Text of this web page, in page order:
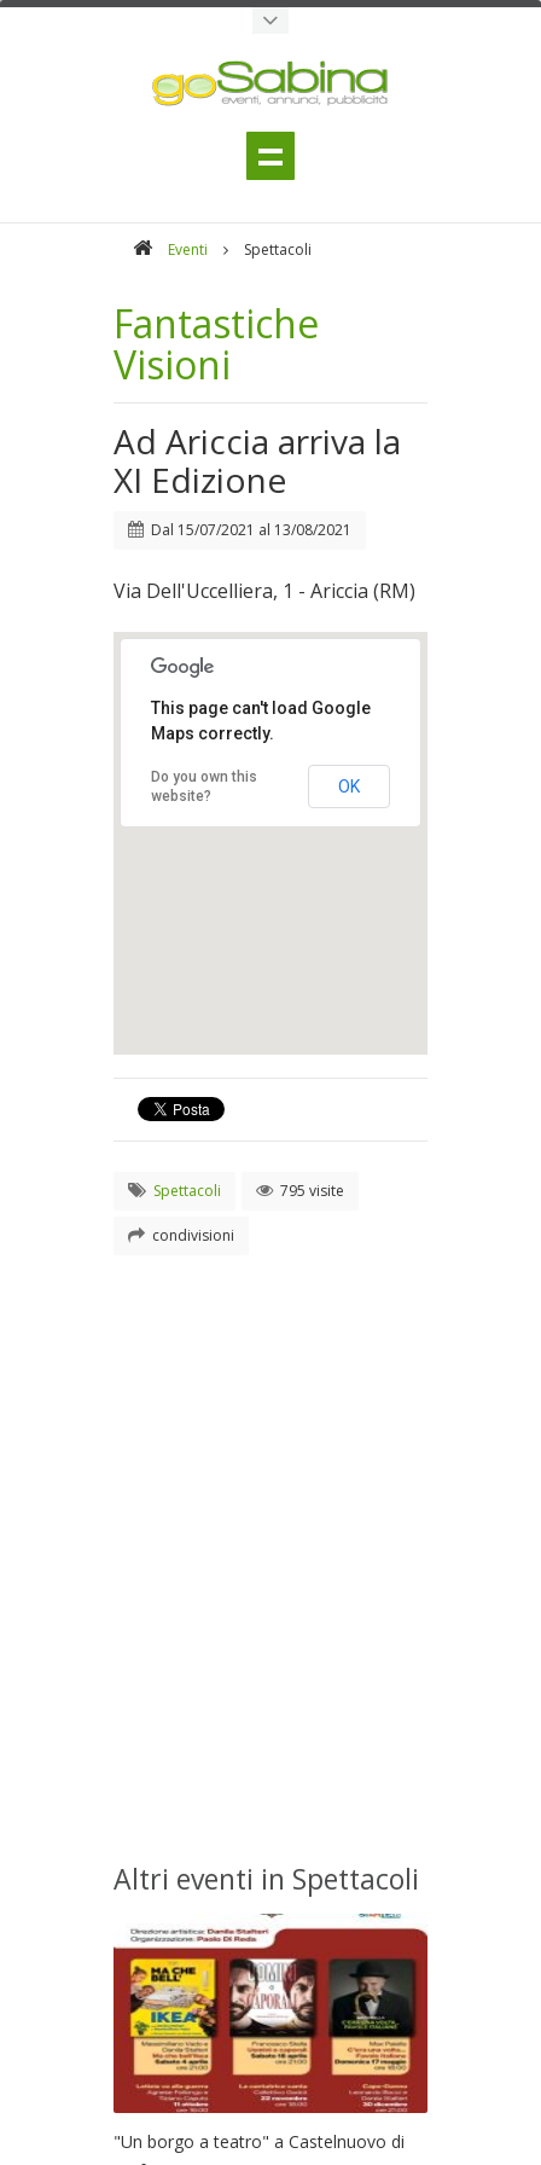
Eventi Spettacoli
Fantastiche
Visioni
Ad Ariccia arriva la
XI Edizione
Dal 15/07/2021 al 13/08/2021
Via Dell'Uccelliera, 1 - Ariccia (RM)
This page can't load Google
Maps correctly.
Do you own this
website?
OK
Spettacoli 795 visite
condivisioni
Altri eventi in Spettacoli
"Un borgo a teatro" a Castelnuovo di